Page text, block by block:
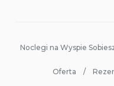
Noclegi na Wyspie
Oferta